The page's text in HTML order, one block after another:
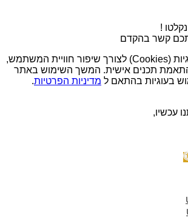
!
קשר בהקדם
האתר משתמש בעוגיות (Cookies) לצורך שיפור חוויית המשתמש,
והתאמת תכנים אישית. המשך השימוש באתר
בעוגיות בהתאם ל מדיניות הפרטיות.
עכשיו,